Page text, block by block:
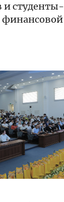
и студенты-
финансовой